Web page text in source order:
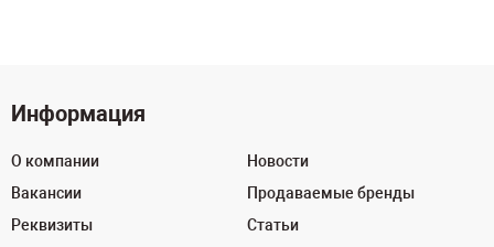
Информация
О компании
Вакансии
Реквизиты
Новости
Продаваемые бренды
Статьи